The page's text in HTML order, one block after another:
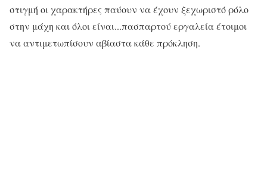
στιγμή οι χαρακτήρες παύουν να έχουν ξεχωριστό ρόλο
στην μάχη και όλοι είναι...πασπαρτού εργαλεία έτοιμοι
να αντιμετωπίσουν αβίαστα κάθε πρόκληση.